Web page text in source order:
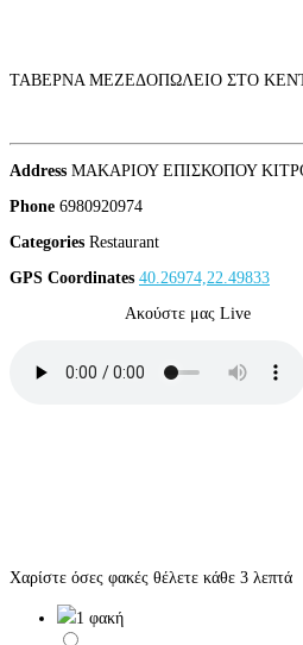
ΤΑΒΕΡΝΑ ΜΕΖΕΔΟΠΩΛΕΙΟ ΣΤΟ
Address ΜΑΚΑΡΙΟΥ ΕΠΙΣΚΟΠΟΥ
Phone 6980920974
Categories Restaurant
GPS Coordinates 40.26974,22.49833
Ακούστε μας Live
Χαρίστε όσες φακές θέλετε κάθε 3 λεπτά
1 φακή